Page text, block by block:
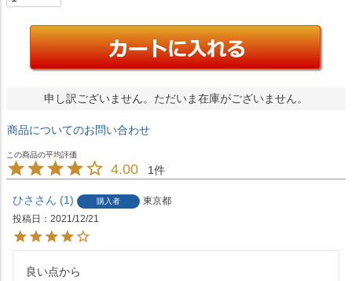
申し訳ございません。ただいま在庫がございません。
商品についてのお問い合わせ
4.00 1
ひさ 1 購入者
東京都
投稿日
2021/12/21
良い点から